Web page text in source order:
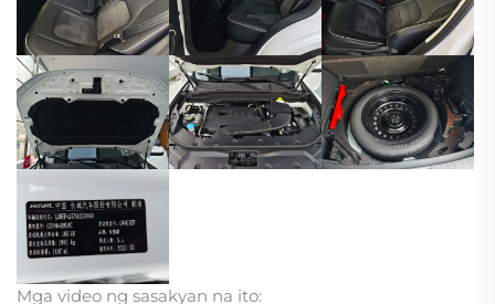
Mga video ng sasakyan na ito: